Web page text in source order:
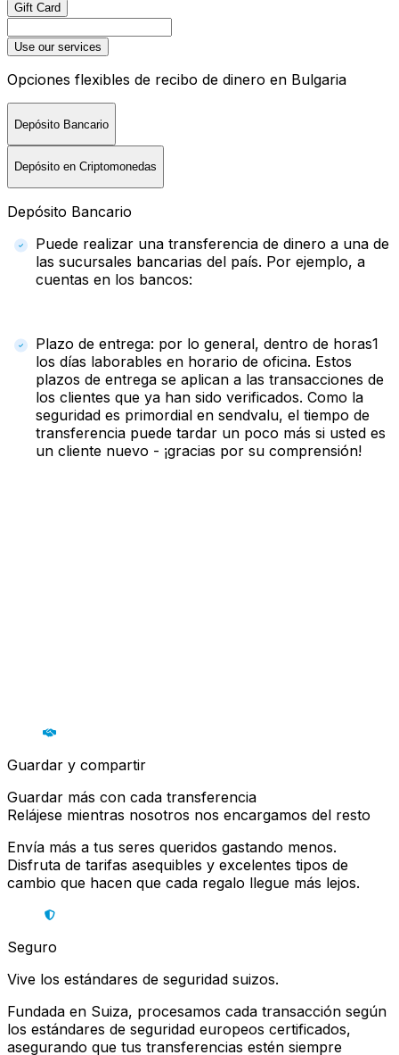
Gift Card
Use our services
Opciones flexibles de recibo de dinero en Bulgaria
Depósito Bancario
Depósito en Criptomonedas
Depósito Bancario
Puede realizar una transferencia de dinero a una de
las sucursales bancarias del país. Por ejemplo, a
cuentas en los bancos:
Plazo de entrega: por lo general, dentro de horas1
los días laborables en horario de oficina. Estos
plazos de entrega se aplican a las transacciones de
los clientes que ya han sido verificados. Como la
seguridad es primordial en sendvalu, el tiempo de
transferencia puede tardar un poco más si usted es
un cliente nuevo - ¡gracias por su comprensión!
Guardar y compartir
Guardar más con cada transferencia
Relájese mientras nosotros nos encargamos del resto
Envía más a tus seres queridos gastando menos.
Disfruta de tarifas asequibles y excelentes tipos de
cambio que hacen que cada regalo llegue más lejos.
Seguro
Vive los estándares de seguridad suizos.
Fundada en Suiza, procesamos cada transacción según
los estándares de seguridad europeos certificados,
asegurando que tus transferencias estén siempre